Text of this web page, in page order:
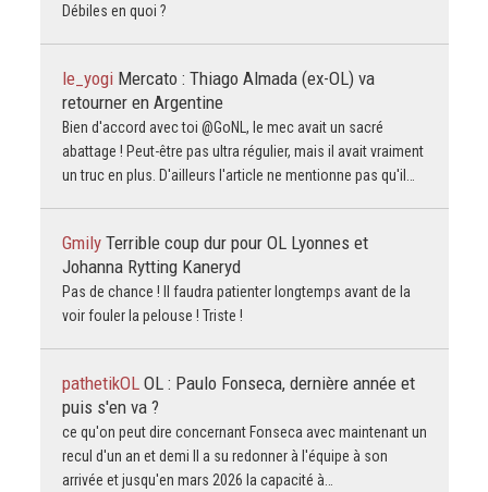
Débiles en quoi ?
le_yogi Mercato : Thiago Almada (ex-OL) va
retourner en Argentine
Bien d'accord avec toi @GoNL, le mec avait un sacré
abattage ! Peut-être pas ultra régulier, mais il avait vraiment
un truc en plus. D'ailleurs l'article ne mentionne pas qu'il…
Gmily Terrible coup dur pour OL Lyonnes et
Johanna Rytting Kaneryd
Pas de chance ! Il faudra patienter longtemps avant de la
voir fouler la pelouse ! Triste !
pathetikOL OL : Paulo Fonseca, dernière année et
puis s'en va ?
ce qu'on peut dire concernant Fonseca avec maintenant un
recul d'un an et demi Il a su redonner à l'équipe à son
arrivée et jusqu'en mars 2026 la capacité à…